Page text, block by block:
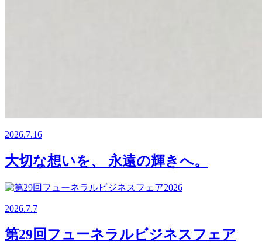
2026.7.16
大切な想いを、 永遠の輝きへ。
2026.7.7
第29回フューネラルビジネスフェア